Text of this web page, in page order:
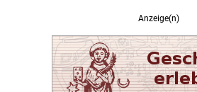
Anzeige(n)